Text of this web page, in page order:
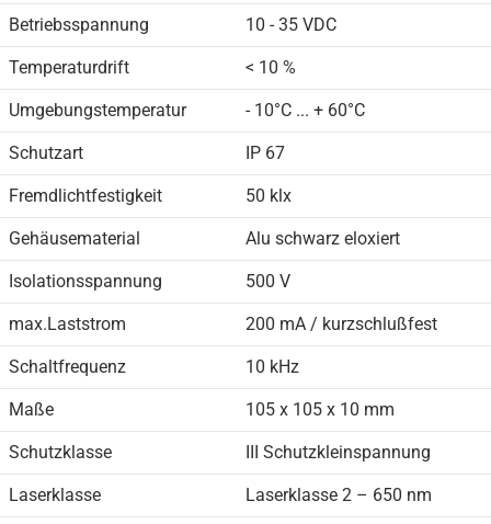
Betriebsspannung 10 - 35 VDC
Temperaturdrift < 10 %
Umgebungstemperatur - 10°C ... + 60°C
Schutzart IP 67
Fremdlichtfestigkeit 50 klx
Gehäusematerial Alu schwarz eloxiert
Isolationsspannung 500 V
max.Laststrom 200 mA / kurzschlußfest
Schaltfrequenz 10 kHz
Maße 105 x 105 x 10 mm
Schutzklasse III Schutzkleinspannung
Laserklasse Laserklasse 2 – 650 nm